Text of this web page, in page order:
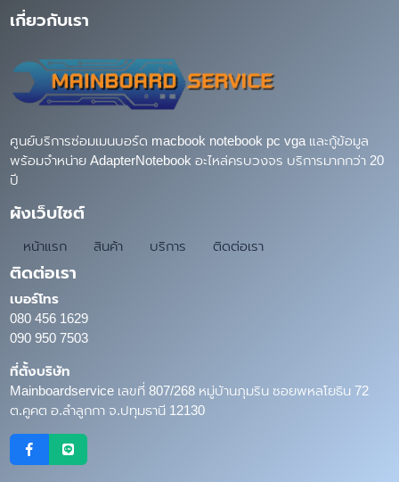
เกี่ยวกับเรา
ศูนย์บริการซ่อมเมนบอร์ด macbook notebook pc vga และกู้ข้อมูล
พร้อมจำหน่าย AdapterNotebook อะไหล่ครบวงจร บริการมากกว่า 20
ปี
ผังเว็บไซต์
หน้าแรก สินค้า บริการ ติดต่อเรา
ติดต่อเรา
เบอร์โทร
080 456 1629
090 950 7503
ที่ตั้งบริษัท
Mainboardservice เลขที่ 807/268 หมู่บ้านภุมริน ซอยพหลโยธิน 72
ต.คูคต อ.ลำลูกกา จ.ปทุมธานี 12130